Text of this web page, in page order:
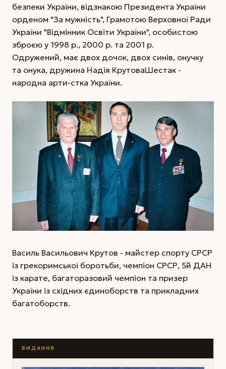
безпеки України, відзнакою Президента України
орденом "За мужність", Грамотою Верховної Ради
України "Відмінник Освіти України", особистою
зброєю у 1998 р., 2000 р. та 2001 р.
Одружений, має двох дочок, двох синів, онучку
та онука, дружина Надія Крутова­Шестак -
народна арти-стка України.
Василь Васильович Крутов - майстер спорту СРСР
із греко­римської боротьби, чемпіон СРСР, 5­й ДАН
із карате, багаторазовий чемпіон та призер
України із східних єдиноборств та прикладних
багатоборств.
ВИДАННЯ